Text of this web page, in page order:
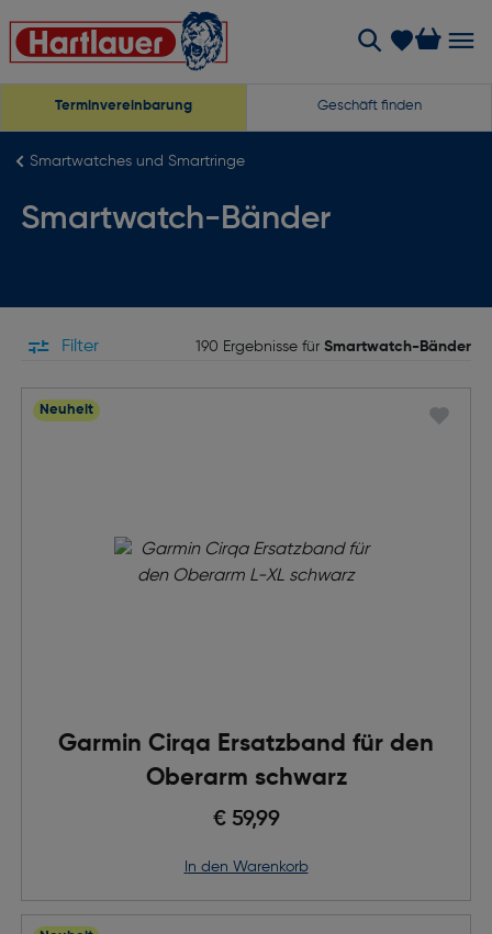
Terminvereinbarung Geschäft finden
Smartwatches und Smartringe
Smartwatch-Bänder
Filter 190 Ergebnisse für Smartwatch-Bänder
Garmin Cirqa Ersatzband für den
Oberarm schwarz
€ 59,99
in den Warenkorb
Neuheit